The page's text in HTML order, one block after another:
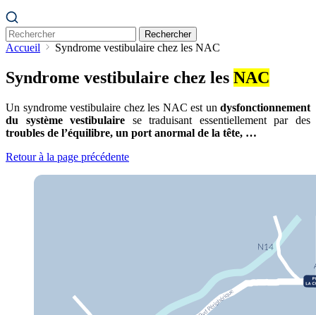
Rechercher
Accueil Syndrome vestibulaire chez les NAC
Syndrome vestibulaire chez les NAC
Un syndrome vestibulaire chez les NAC est un dysfonctionnement
du système vestibulaire se traduisant essentiellement par des
troubles de l’équilibre, un port anormal de la tête, …
Retour à la page précédente